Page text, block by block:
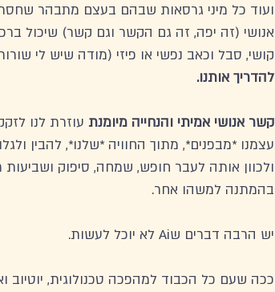
ועוד כל מיני גרסאות שבהם בעצם מתבהר שחסר
אנושי (זה יפה, זה גם הקשר וגם קשר) שיכול
קושי, סבל וכאב נפשי או פיזי (מודה שיש לי
להדריך אותנו.
קשר אנושי אמיתי והנחייה מיומנת עוזרת לנו
עצמנו *מבפנים*, מתוך החוויה *שלנו*, להבין
ולכוון אותה לעבר חופש, שמחה, סיפוק ושביעות
בהמתנה למשהו אחר.
יש הרבה דברים שAi לא יוכל לעשות.
ככה שעם כל הכבוד למהפכה טכנולוגית, יוטיוב